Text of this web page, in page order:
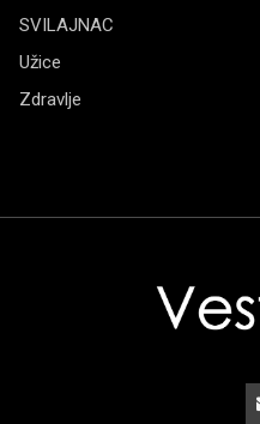
SVILAJNAC
Užice
Zdravlje